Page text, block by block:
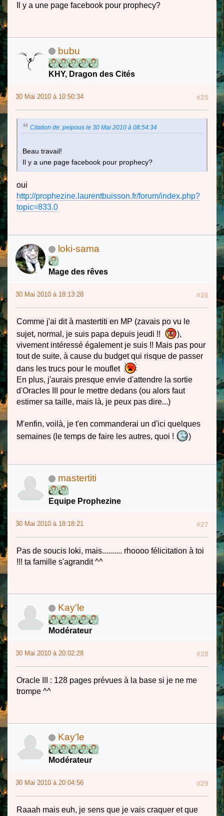
Il y a une page facebook pour prophecy?
bubu
KHY, Dragon des Cités
30 Mai 2010 à 10:50:34 #25
Citation de: peipous le 30 Mai 2010 à 08:54:34
Beau travail!
Il y a une page facebook pour prophecy?
oui
http://prophezine.laurentbuisson.fr/forum/index.php?
topic=833.0
loki-sama
Mage des rêves
30 Mai 2010 à 18:13:28 #26
Comme j'ai dit à mastertiti en MP (zavais po vu le
sujet, normal, je suis papa depuis jeudi !!
),
vivement intéressé également je suis !! Mais pas pour
tout de suite, à cause du budget qui risque de passer
dans les trucs pour le mouflet
En plus, j'aurais presque envie d'attendre la sortie
d'Oracles III pour le mettre dedans (ou alors faut
estimer sa taille, mais là, je peux pas dire...)
M'enfin, voilà, je t'en commanderai un d'ici quelques
semaines (le temps de faire les autres, quoi !
)
mastertiti
Equipe Prophezine
30 Mai 2010 à 18:18:21 #27
Pas de soucis loki, mais.......... rhoooo félicitation à toi
!!! ta famille s'agrandit ^^
Kay'le
Modérateur
30 Mai 2010 à 20:02:28 #28
Oracle III : 128 pages prévues à la base si je ne me
trompe ^^
Kay'le
Modérateur
30 Mai 2010 à 20:04:56 #29
Raaah mais euh, je sens que je vais craquer et que